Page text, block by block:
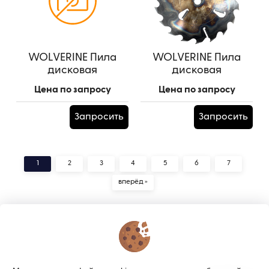
WOLVERINE Пила
дисковая
(шпон. паз - 2 шт.)
Цена по запросу
Запросить
WOLVERINE Пила
дисковая
500*50*3,2/4,8/18z+6
Цена по запросу
Запросить
1 2 3 4 5 6 7
вперёд »